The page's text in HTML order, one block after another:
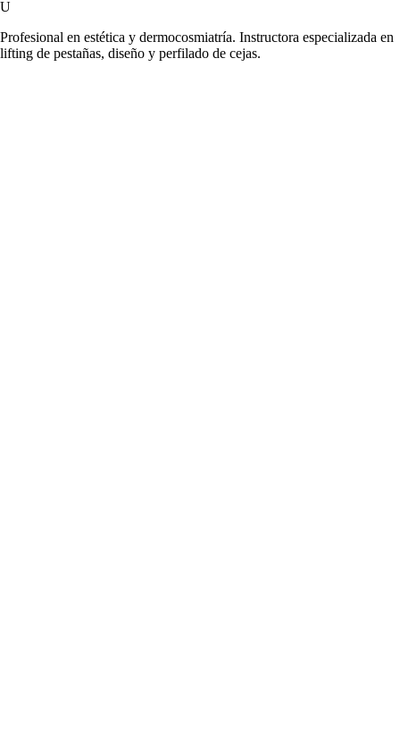
U
Profesional en estética y dermocosmiatría. Instructora especializada en
lifting de pestañas, diseño y perfilado de cejas.